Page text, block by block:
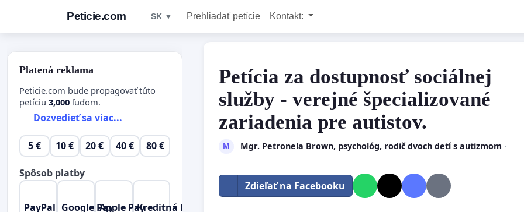
Peticie.com SK ▼ Prehliadať petície Kontakt:
Petícia za dostupnosť sociálnej
služby - verejné špecializované
zariadenia pre autistov.
M Mgr. Petronela Brown, psychológ, rodič dvoch detí s autizmom ·
Zdieľať na Facebooku
Platená reklama
Peticie.com bude propagovať túto
petíciu 3,000 ľuďom.
Dozvedieť sa viac...
5 € 10 € 20 € 40 € 80 €
Spôsob platby
PayPal Google PayApple PayKreditná Karta